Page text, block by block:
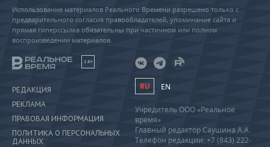
Использование материалов Реального Времени разрешено только с
предварительного согласия правообладателей, упоминание сайта и
прямая гиперссылка обязательны при частичном или полном
воспроизведении материалов.
18+
РЕДАКЦИЯ
РЕКЛАМА
ПРАВОВАЯ ИНФОРМАЦИЯ
ПОЛИТИКА О ПЕРСОНАЛЬНЫХ
ДАННЫХ
RU EN
Учредитель ООО «Реальное
время»
Главный редактор Саушина А.А.
Телефон редакции: +7 (843) 222-